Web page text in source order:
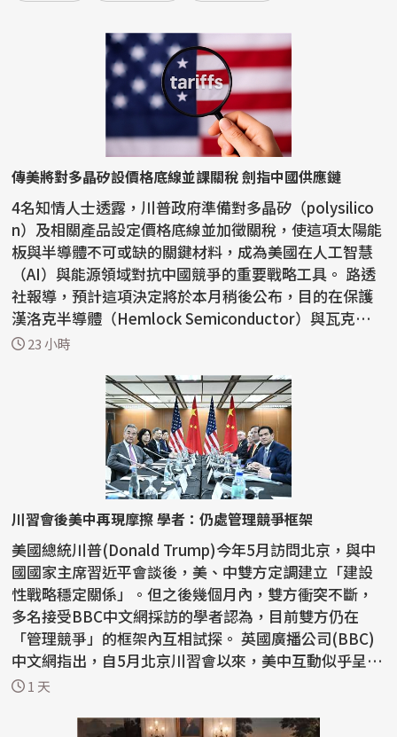
傳美將對多晶矽設價格底線並課關稅 劍指中國供應鏈
4名知情人士透露，川普政府準備對多晶矽（polysilico
n）及相關產品設定價格底線並加徵關稅，使這項太陽能
板與半導體不可或缺的關鍵材料，成為美國在人工智慧
（AI）與能源領域對抗中國競爭的重要戰略工具。 路透
社報導，預計這項決定將於本月稍後公布，目的在保護
漢洛克半導體（Hemlock Semiconductor）與瓦克化
學（W...
23 小時
川習會後美中再現摩擦 學者：仍處管理競爭框架
美國總統川普(Donald Trump)今年5月訪問北京，與中
國國家主席習近平會談後，美、中雙方定調建立「建設
性戰略穩定關係」。但之後幾個月內，雙方衝突不斷，
多名接受BBC中文網採訪的學者認為，目前雙方仍在
「管理競爭」的框架內互相試探。 英國廣播公司(BBC)
中文網指出，自5月北京川習會以來，美中互動似乎呈現
「一邊...
1 天